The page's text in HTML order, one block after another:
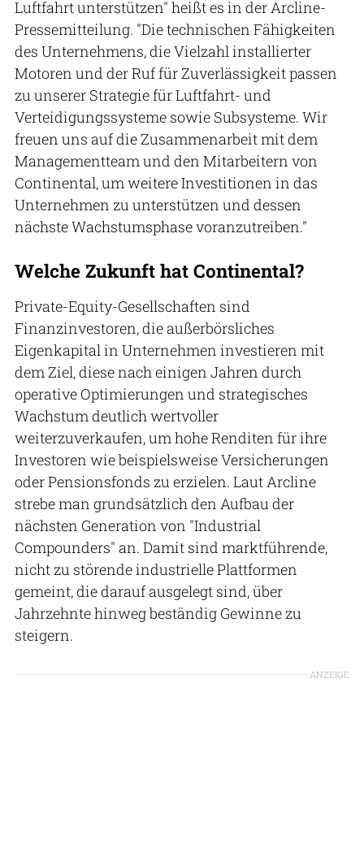
Luftfahrt unterstützen" heißt es in der Arcline-
Pressemitteilung. "Die technischen Fähigkeiten
des Unternehmens, die Vielzahl installierter
Motoren und der Ruf für Zuverlässigkeit passen
zu unserer Strategie für Luftfahrt- und
Verteidigungssysteme sowie Subsysteme. Wir
freuen uns auf die Zusammenarbeit mit dem
Managementteam und den Mitarbeitern von
Continental, um weitere Investitionen in das
Unternehmen zu unterstützen und dessen
nächste Wachstumsphase voranzutreiben."
Welche Zukunft hat Continental?
Private-Equity-Gesellschaften sind
Finanzinvestoren, die außerbörsliches
Eigenkapital in Unternehmen investieren mit
dem Ziel, diese nach einigen Jahren durch
operative Optimierungen und strategisches
Wachstum deutlich wertvoller
weiterzuverkaufen, um hohe Renditen für ihre
Investoren wie beispielsweise Versicherungen
oder Pensionsfonds zu erzielen. Laut Arcline
strebe man grundsätzlich den Aufbau der
nächsten Generation von "Industrial
Compounders" an. Damit sind marktführende,
nicht zu störende industrielle Plattformen
gemeint, die darauf ausgelegt sind, über
Jahrzehnte hinweg beständig Gewinne zu
steigern.
ANZEIGE